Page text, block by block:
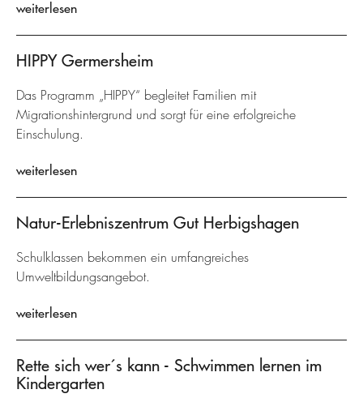
weiterlesen
HIPPY Germersheim
Das Programm „HIPPY“ begleitet Familien mit
Migrationshintergrund und sorgt für eine erfolgreiche
Einschulung.
weiterlesen
Natur-Erlebniszentrum Gut Herbigshagen
Schulklassen bekommen ein umfangreiches
Umweltbildungsangebot.
weiterlesen
Rette sich wer´s kann - Schwimmen lernen im
Kindergarten